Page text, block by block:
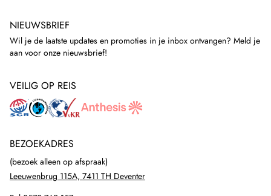
NIEUWSBRIEF
Wil je de laatste updates en promoties in je inbox ontvangen? Meld je
aan voor onze nieuwsbrief!
VEILIG OP REIS
BEZOEKADRES
(bezoek alleen op afspraak)
Leeuwenbrug 115A, 7411 TH Deventer